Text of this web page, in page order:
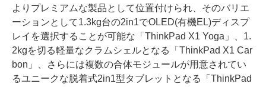
よりプレミアムな製品として位置付けられ、そのバリエ
ーションとして1.3kg台の2in1でOLED(有機EL)ディスプ
レイを選択することが可能な「ThinkPad X1 Yoga」、1.
2kgを切る軽量なクラムシェルとなる「ThinkPad X1 Car
bon」、さらには複数の合体モジュールが用意されてい
るユニークな脱着式2in1型タブレットとなる「ThinkPad